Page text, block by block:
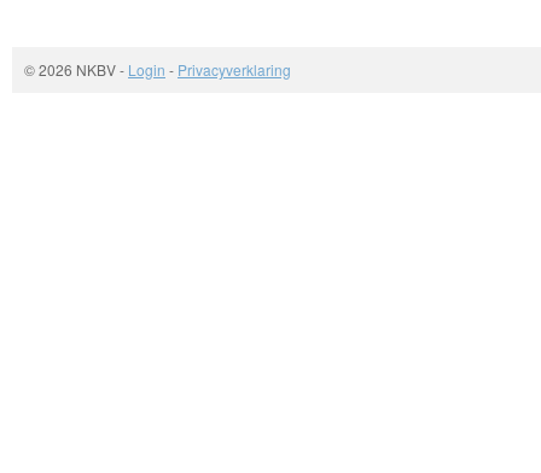
© 2026 NKBV- Login - Privacyverklaring